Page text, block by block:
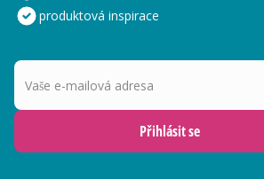
produktová inspirace
Vaše e-mailová adresa
Přihlásit se